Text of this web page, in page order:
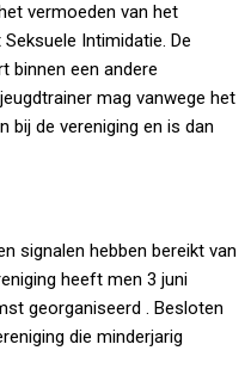
vermoeden van het
Intimidatie. De
binnen een andere
mag vanwege het
bij de vereniging en is dan
signalen hebben bereikt van
heeft men 3 juni
georganiseerd . Besloten
die minderjarig